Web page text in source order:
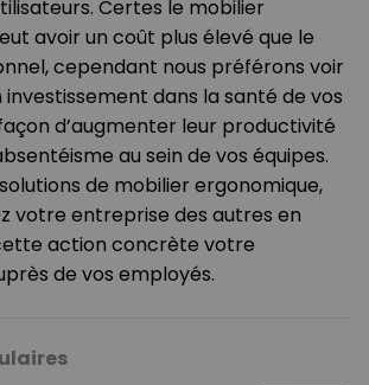
Certes le mobilier
avoir un coût plus élevé que le
cependant nous préférons voir
dans la santé de vos
d’augmenter leur productivité
au sein de vos équipes.
de mobilier ergonomique,
votre entreprise des autres en
action concrète votre
de vos employés.